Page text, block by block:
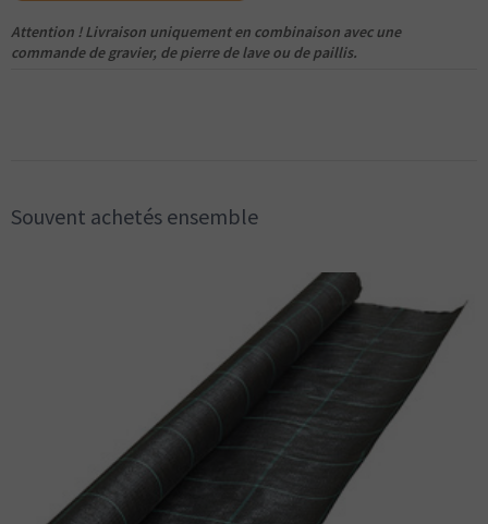
Attention ! Livraison uniquement en combinaison avec une
commande de gravier, de pierre de lave ou de paillis.
Souvent achetés ensemble